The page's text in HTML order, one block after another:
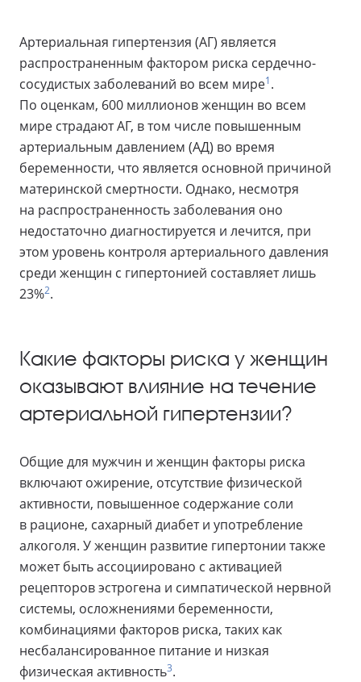
Артериальная гипертензия (АГ) является
распространенным фактором риска сердечно-
сосудистых заболеваний во всем мире1.
По оценкам, 600 миллионов женщин во всем
мире страдают АГ, в том числе повышенным
артериальным давлением (АД) во время
беременности, что является основной причиной
материнской смертности. Однако, несмотря
на распространенность заболевания оно
недостаточно диагностируется и лечится, при
этом уровень контроля артериального давления
среди женщин с гипертонией составляет лишь
23%2.
Какие факторы риска у женщин
оказывают влияние на течение
артериальной гипертензии?
Общие для мужчин и женщин факторы риска
включают ожирение, отсутствие физической
активности, повышенное содержание соли
в рационе, сахарный диабет и употребление
алкоголя. У женщин развитие гипертонии также
может быть ассоциировано с активацией
рецепторов эстрогена и симпатической нервной
системы, осложнениями беременности,
комбинациями факторов риска, таких как
несбалансированное питание и низкая
физическая активность3.